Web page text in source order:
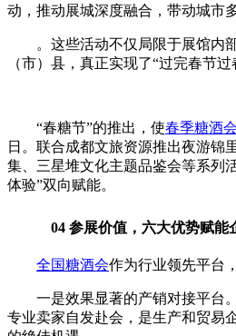
动，推动展城深度融合，带动城市
。这些活动不仅局限于展馆内
（市）县，真正实现了“过完春节过
“春糖节”的推出，使春季糖酒会
日。联合成都文旅资源推出夜游锦
集、三星堆文化主题品鉴会等系列
体验”双向赋能。
04 参展价值，六大优势赋能
全国糖酒会作为行业领先平台
一是效果显著的产销对接平台
专业卖家自发赴会，是生产和贸易